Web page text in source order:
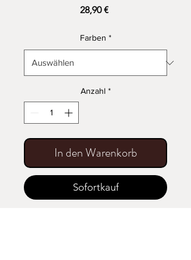
28,90 €Preis
Farben *
Anzahl *
In den Warenkorb
Sofortkauf